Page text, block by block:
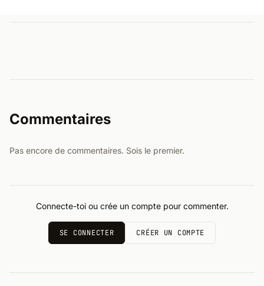
Commentaires
Pas encore de commentaires. Sois le premier.
Connecte-toi ou crée un compte pour commenter.
SE CONNECTER CRÉER UN COMPTE